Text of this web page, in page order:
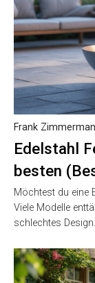
Edelstahl
besten
Frank
Möchtest du eine
Viele Modelle
schlechtes